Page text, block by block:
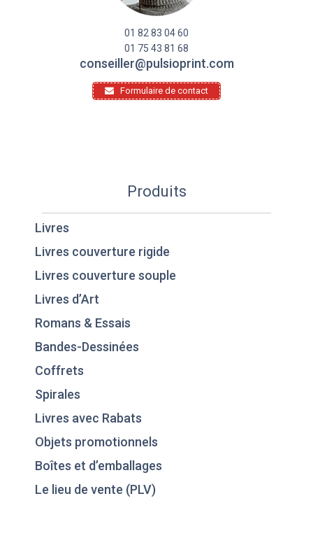
01 82 83 04 60
01 75 43 81 68
conseiller@pulsioprint.com
Formulaire de contact
Produits
Livres
Livres couverture rigide
Livres couverture souple
Livres d’Art
Romans & Essais
Bandes-Dessinées
Coffrets
Spirales
Livres avec Rabats
Objets promotionnels
Boîtes et d’emballages
Le lieu de vente (PLV)